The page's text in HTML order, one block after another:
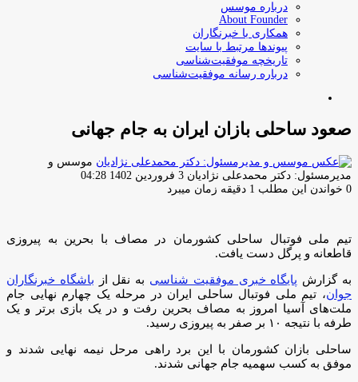
درباره موسس
About Founder
همکاری با خبرنگاران
پیوندها مرتبط با سایت
تاریخچه موفقیت‌شناسی
درباره رسانه موفقیت‌شناسی
صعود ساحلی بازان ایران به جام جهانی
موسس و
مدیرمسئول: دکتر محمدعلی نژادیان ارسال
ایمیل
3 فروردین 1402 04:28
0 خواندن این مطلب 1 دقیقه زمان میبرد
تیم ملی فوتبال ساحلی کشورمان در مصاف با بحرین به پیروزی
قاطعانه و پرگل دست یافت.
به گزارش پایگاه خبری موفقیت شناسی به نقل از باشگاه خبرنگاران
جوان، تیم ملی فوتبال ساحلی ایران در مرحله یک چهارم نهایی جام
ملت‌های آسیا امروز به مصاف بحرین رفت و در یک بازی برتر و یک
طرفه با نتیجه ۱۰ بر صفر به پیروزی رسید.
ساحلی بازان کشورمان با این برد راهی مرحل نیمه نهایی شدند و
موفق به کسب سهمیه جام جهانی شدند.